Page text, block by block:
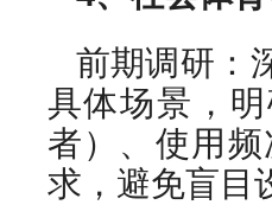
前期调研：
具体场景，
者）、使用
求，避免盲目